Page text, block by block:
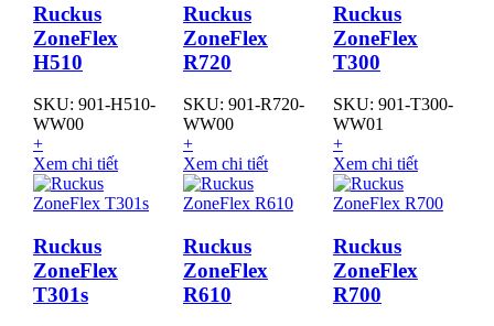
Ruckus
ZoneFlex
H510
SKU: 901-H510-
WW00
Ruckus
ZoneFlex
R720
SKU: 901-R720-
WW00
Ruckus
ZoneFlex
T300
SKU: 901-T300-
WW01
+
Xem chi tiết
Ruckus
ZoneFlex
T301s
+
Xem chi tiết
Ruckus
ZoneFlex
R610
+
Xem chi tiết
Ruckus
ZoneFlex
R700